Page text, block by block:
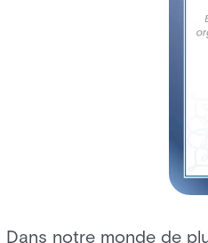
Dans notre monde de